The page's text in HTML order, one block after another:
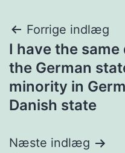
Forrige indlæg
I have the
the German
minority in
Danish state
Næste indlæg